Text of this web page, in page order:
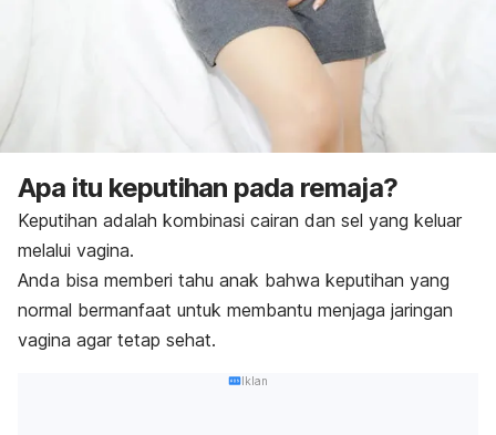
Apa itu keputihan pada remaja?
Keputihan adalah kombinasi cairan dan sel yang keluar
melalui vagina.
Anda bisa memberi tahu anak bahwa keputihan yang
normal bermanfaat untuk membantu menjaga jaringan
vagina agar tetap sehat.
Iklan